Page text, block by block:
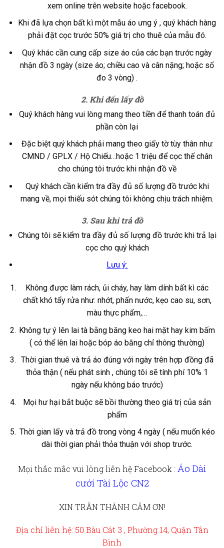
xem online trên website hoặc facebook.
Khi đã lựa chọn bất kì một mẫu áo ưng ý , quý khách hàng
phải đặt cọc trước 50% giá trị cho thuê của mẫu đó.
Quý khác cần cung cấp size áo của các bạn trước ngày
nhận đồ 3 ngày (size áo; chiều cao và cân nặng; hoặc số
đo 3 vòng) .
2. Khi đến lấy đồ
Quý khách hàng vui lòng mang theo tiền để thanh toán đủ
phần còn lại
Đặc biệt quý khách phải mang theo giấy tờ tùy thân như
CMND / GPLX / Hộ Chiếu…hoặc 1 triệu để cọc thế chân
cho chúng tôi trước khi nhận đồ về
Quý khách cần kiểm tra đầy đủ số lượng đồ trước khi
mang về, mọi thiếu sót chúng tôi không chịu trách nhiệm.
3. Sau khi trả đồ
Chúng tôi sẽ kiểm tra đầy đủ số lượng đồ trước khi trả lại
cọc cho quý khách
Lưu ý:
Không được làm rách, ủi cháy, hay làm dính bất kì các
chất khó tẩy rửa như: nhớt, phấn nước, kẹo cao su, sơn,
màu thực phẩm,…
Không tự ý lên lai tà bằng băng keo hai mặt hay kim bấm
( có thể lên lai hoặc bóp áo bằng chỉ thông thường)
Thời gian thuê và trả áo đúng với ngày trên hợp đồng đã
thỏa thận ( nếu phát sinh , chúng tôi sẽ tính phí 10% 1
ngày nếu không báo trước)
Mọi hư hại bắt buộc sẽ bồi thường theo giá trị của sản
phẩm
Thời gian lấy và trả đồ trong vòng 4 ngày ( nếu muốn kéo
dài thời gian phải thỏa thuận với shop trước.
Mọi thắc mắc vui lòng liên hệFacebook : Áo Dài
cưới Tài Lộc CN2
XIN TRÂN THÀNH CẢM ƠN!
Địa chỉ liên hệ: 50 Bàu Cát 3 , Phường 14, Quận Tân
Bình